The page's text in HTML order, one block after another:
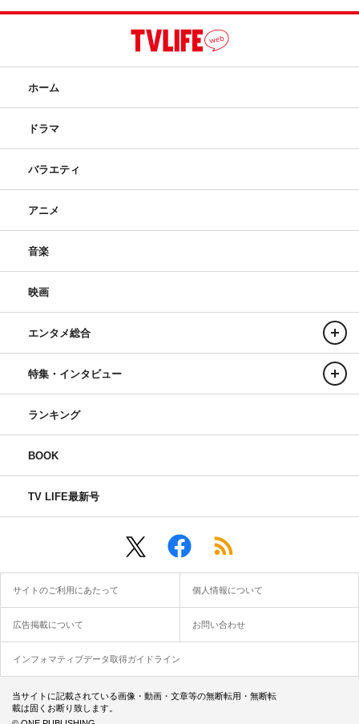
ホーム
ドラマ
バラエティ
アニメ
音楽
映画
エンタメ総合
特集・インタビュー
ランキング
BOOK
TV LIFE最新号
サイトのご利用にあたって 個人情報について
広告掲載について お問い合わせ
インフォマティブデータ取得ガイドライン
当サイトに記載されている画像・動画・文章等の無断転用・無断転
載は固くお断り致します。